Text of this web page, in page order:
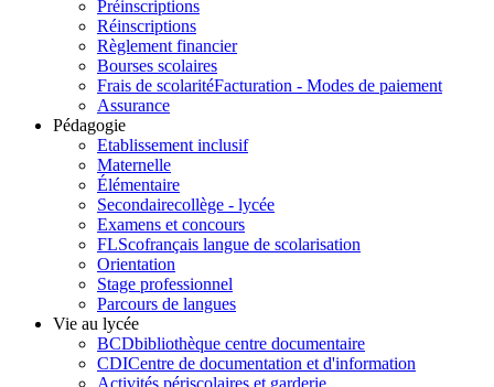
Préinscriptions
Réinscriptions
Règlement financier
Bourses scolaires
Frais de scolaritéFacturation - Modes de paiement
Assurance
Pédagogie
Etablissement inclusif
Maternelle
Élémentaire
Secondairecollège - lycée
Examens et concours
FLScofrançais langue de scolarisation
Orientation
Stage professionnel
Parcours de langues
Vie au lycée
BCDbibliothèque centre documentaire
CDICentre de documentation et d'information
Activités périscolaires et garderie